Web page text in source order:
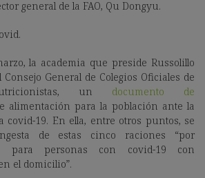
general de la FAO, Qu Dongyu.
la academia que preside Russolillo
General de Colegios Oficiales de
un
documento de
alimentación para la población ante la
19. En ella, entre otros puntos, se
de estas cinco raciones “por
para personas con covid-19 con
el domicilio”.